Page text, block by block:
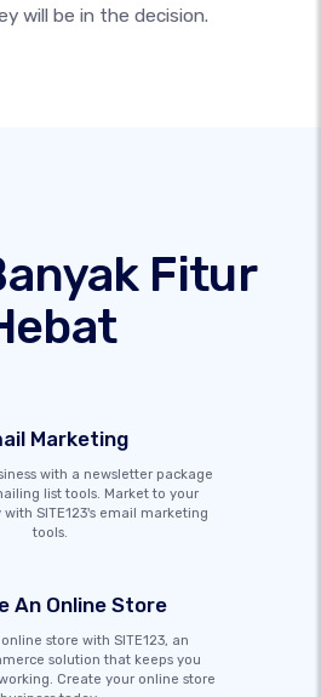
will be in the decision.
Fitur
Marketing
with a newsletter package
list tools. Market to your
SITE123's email marketing
tools.
An Online Store
store with SITE123, an
solution that keeps you
Create your online store